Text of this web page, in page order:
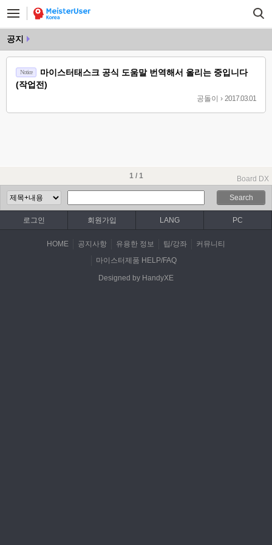
공지
Notice
마이스터태스크 공식 도움말 번역해서 올리는 중입니다
(작업전)
공돌이 › 2017.03.01
1 / 1 Board DX
Search
로그인 회원가입 LANG PC
HOME 공지사항 유용한 정보 팁/강좌
커뮤니티
마이스터제품 HELP/FAQ
Designed by HandyXE